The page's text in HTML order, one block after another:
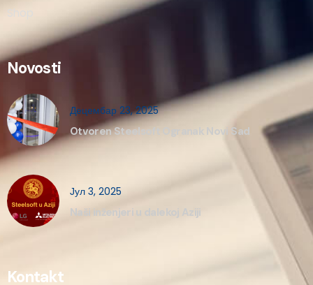
Shop
Novosti
Децембар 23, 2025
Otvoren Steelsoft Ogranak Novi Sad
Јул 3, 2025
Naši inženjeri u dalekoj Aziji
Kontakt